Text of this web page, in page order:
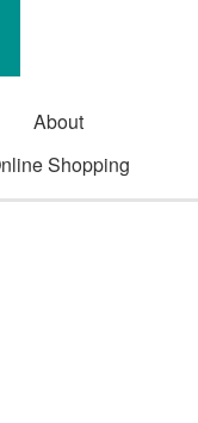
About
Shopping